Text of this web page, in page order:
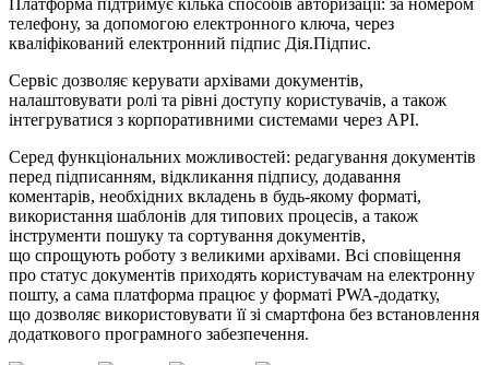
телефону, за допомогою електронного ключа, через
кваліфікований електронний підпис Дія.Підпис.
Сервіс дозволяє керувати архівами документів,
налаштовувати ролі та рівні доступу користувачів, а також
інтегруватися з корпоративними системами через API.
Серед функціональних можливостей: редагування документів
перед підписанням, відкликання підпису, додавання
коментарів, необхідних вкладень в будь-якому форматі,
використання шаблонів для типових процесів, а також
інструменти пошуку та сортування документів,
що спрощують роботу з великими архівами. Всі сповіщення
про статус документів приходять користувачам на електронну
пошту, а сама платформа працює у форматі PWA-додатку,
що дозволяє використовувати її зі смартфона без встановлення
додаткового програмного забезпечення.